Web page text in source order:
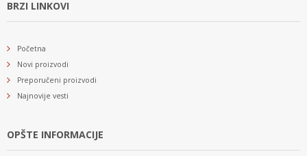
BRZI LINKOVI
Početna
Novi proizvodi
Preporučeni proizvodi
Najnovije vesti
OPŠTE INFORMACIJE